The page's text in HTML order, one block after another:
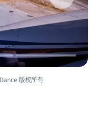
版权所有